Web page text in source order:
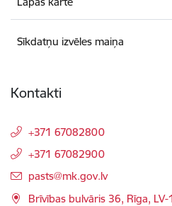
Sīkdatņu izvēles maiņa
Kontakti
+371 67082800
+371 67082900
E-pasts:
pasts@mk.gov.lv
Brīvības bulvāris 36, Rīga,